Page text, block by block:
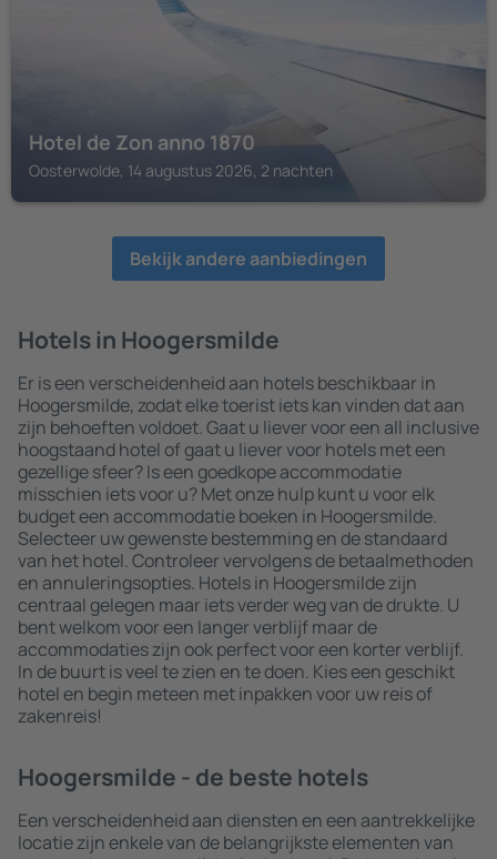
Hotel de Zon anno 1870
Oosterwolde, 14 augustus 2026, 2 nachten
Bekijk andere aanbiedingen
Hotels in Hoogersmilde
Er is een verscheidenheid aan hotels beschikbaar in
Hoogersmilde, zodat elke toerist iets kan vinden dat aan
zijn behoeften voldoet. Gaat u liever voor een all inclusive
hoogstaand hotel of gaat u liever voor hotels met een
gezellige sfeer? Is een goedkope accommodatie
misschien iets voor u? Met onze hulp kunt u voor elk
budget een accommodatie boeken in Hoogersmilde.
Selecteer uw gewenste bestemming en de standaard
van het hotel. Controleer vervolgens de betaalmethoden
en annuleringsopties. Hotels in Hoogersmilde zijn
centraal gelegen maar iets verder weg van de drukte. U
bent welkom voor een langer verblijf maar de
accommodaties zijn ook perfect voor een korter verblijf.
In de buurt is veel te zien en te doen. Kies een geschikt
hotel en begin meteen met inpakken voor uw reis of
zakenreis!
Hoogersmilde - de beste hotels
Een verscheidenheid aan diensten en een aantrekkelijke
locatie zijn enkele van de belangrijkste elementen van